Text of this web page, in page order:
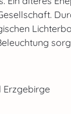
Erzgebirge